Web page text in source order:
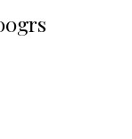
era: €4.35.
atual é: €3.60.
product has